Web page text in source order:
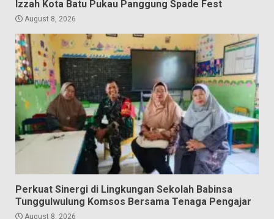
Izzah Kota Batu Pukau Panggung Spade Fest
August 8, 2026
Perkuat Sinergi di Lingkungan Sekolah Babinsa
Tunggulwulung Komsos Bersama Tenaga Pengajar
August 8, 2026